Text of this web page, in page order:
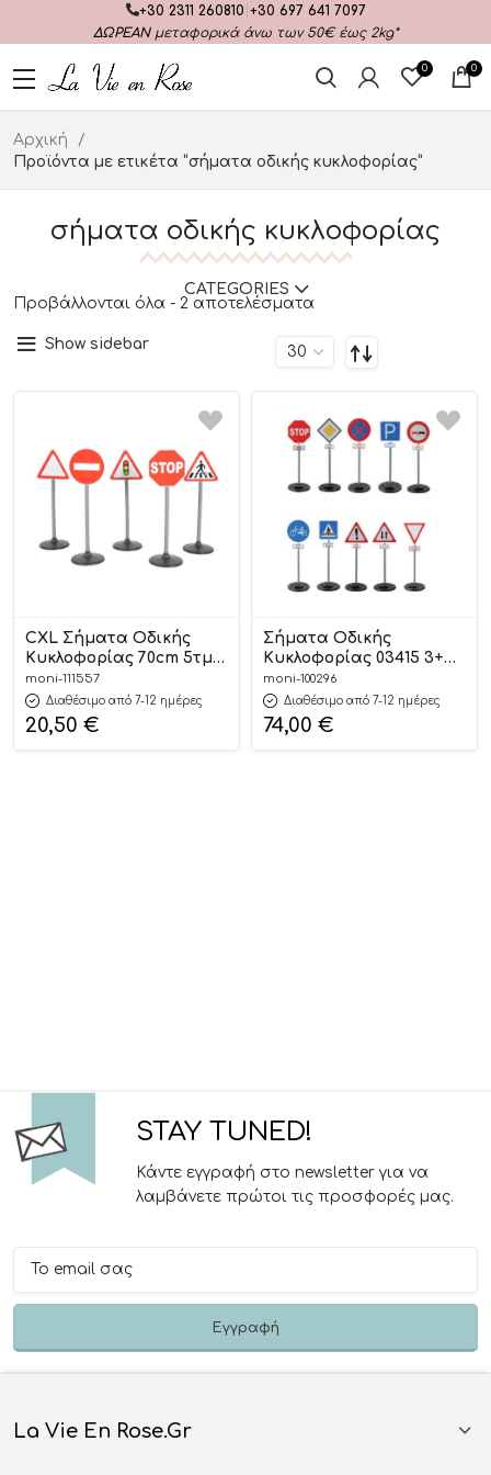
+30 2311 260810 +30 697 641 7097
ΔΩΡΕΑΝμεταφορικά άνω των 50€ έως 2kg*
0 0
Αρχική
Προϊόντα με ετικέτα “σήματα οδικής κυκλοφορίας”
σήματα οδικής κυκλοφορίας
CATEGORIES
Προβάλλονται όλα - 2 αποτελέσματα
Show sidebar
CXL Σήματα Οδικής
Κυκλοφορίας 70cm 5τμχ
Road Signs CXL200-58
3801005600632 3+
moni-111557
Διαθέσιμο από 7-12 ημέρες
20,50 €
Σήματα Οδικής
Κυκλοφορίας 03415 3+
8693461034152 – Pilsan
moni-100296
Διαθέσιμο από 7-12 ημέρες
74,00 €
STAY TUNED!
Κάντε εγγραφή στο newsletter για να
λαμβάνετε πρώτοι τις προσφορές μας.
La Vie En Rose.gr